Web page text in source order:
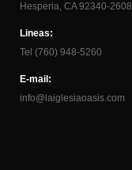
Hesperia, CA 92340-2608
Lineas:
Tel (760) 948-5260
E-mail:
info@laiglesiaoasis.com